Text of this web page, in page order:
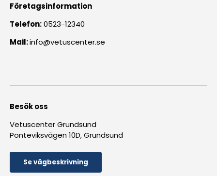
Företagsinformation
Telefon:0523-12340
Mail:info@vetuscenter.se
Besök oss
Vetuscenter Grundsund
Ponteviksvägen 10D, Grundsund
Se vägbeskrivning